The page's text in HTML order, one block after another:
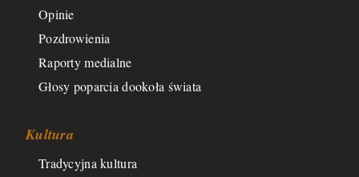
Opinie
Pozdrowienia
Raporty medialne
Głosy poparcia dookoła świata
Kultura
Tradycyjna kultura